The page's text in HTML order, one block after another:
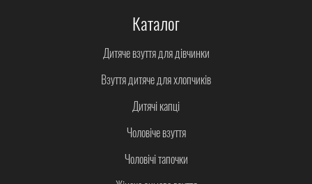
Каталог
Дитяче взуття для дівчинки
Взуття дитяче для хлопчиків
Дитячі капці
Чоловіче взуття
Чоловічі тапочки